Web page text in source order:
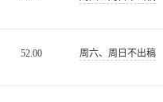
52.00 周六、周日不出稿